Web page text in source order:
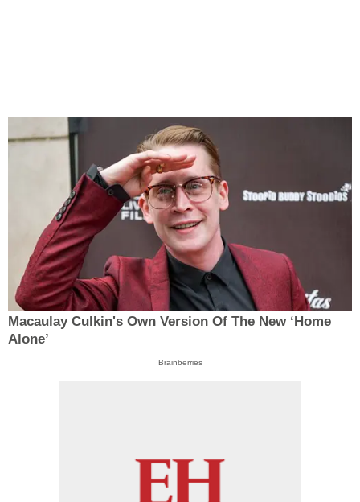
Macaulay Culkin's Own Version Of The New ‘Home
Alone’
Brainberries